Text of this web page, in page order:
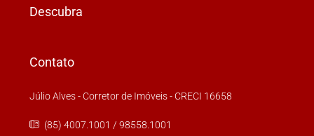
Descubra
Contato
Júlio Alves - Corretor de Imóveis - CRECI 16658
(85) 4007.1001 / 98558.1001